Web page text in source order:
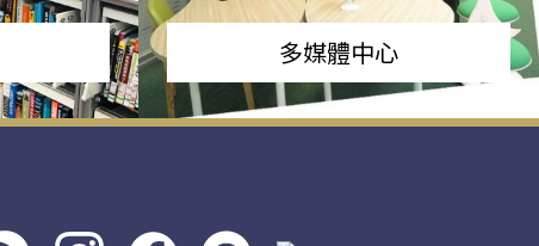
多媒體中心